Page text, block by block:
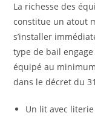
La richesse des
constitue un atout
s’installer
type de bail
équipé au
dans le décret du
Un lit avec